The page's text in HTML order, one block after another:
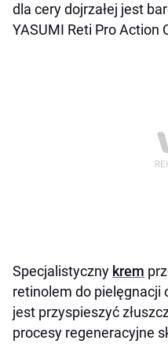
dla cery dojrzałej jest
YASUMI Reti Pro Action
Specjalistyczny krem
retinolem do pielęgnacji
jest przyspieszyć
procesy regeneracyjne